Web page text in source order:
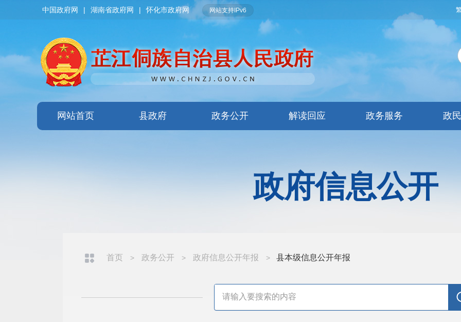
中国政府网 | 湖南省政府网 | 怀化市政府网 网站支持IPv6
网站首页 县政府 政务公开 解读回应 政务服务 政
政府信息公开
首页 > 政务公开 > 政府信息公开年报 > 县本级信息公开年报